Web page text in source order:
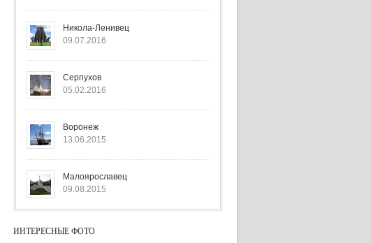
Никола-Ленивец
09.07.2016
Серпухов
05.02.2016
Воронеж
13.06.2015
Малоярославец
09.08.2015
ИНТЕРЕСНЫЕ ФОТО